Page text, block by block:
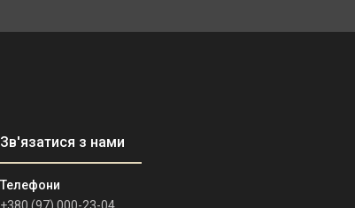
+380 (97) 000-23-04